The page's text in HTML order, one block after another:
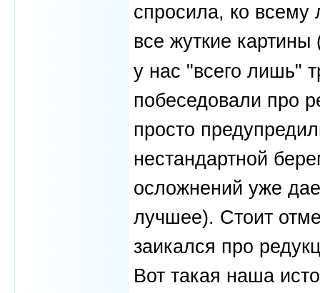
спросила, ко всему
все жуткие
у нас "всего лишь"
побеседовали про
просто
нестандартной
осложнений уже
лучшее). Стоит
заикался про
Вот такая наша